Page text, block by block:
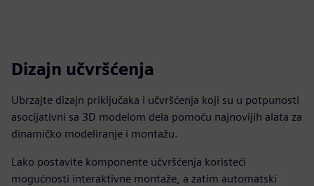
Dizajn učvršćenja
Ubrzajte dizajn priključaka i učvršćenja koji su u potpunosti
asocijativni sa 3D modelom dela pomoću najnovijih alata za
dinamičko modeliranje i montažu.
Lako postavite komponente učvršćenja koristeći
mogućnosti interaktivne montaže, a zatim automatski